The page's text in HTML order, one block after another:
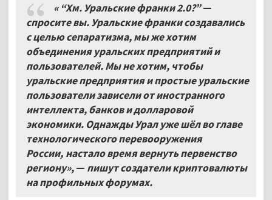
« “Хм. Уральские франки 2.0?”—
спросите вы. Уральские франки создавались
с целью сепаратизма, мы же хотим
объединения уральских предприятий и
пользователей. Мы не хотим, чтобы
уральские предприятия и простые уральские
пользователи зависели от иностранного
интеллекта, банков и долларовой
экономики. Однажды Урал уже шёл во главе
технологического перевооружения
России, настало время вернуть первенство
региону»,— пишут создатели криптовалюты
на профильных форумах.